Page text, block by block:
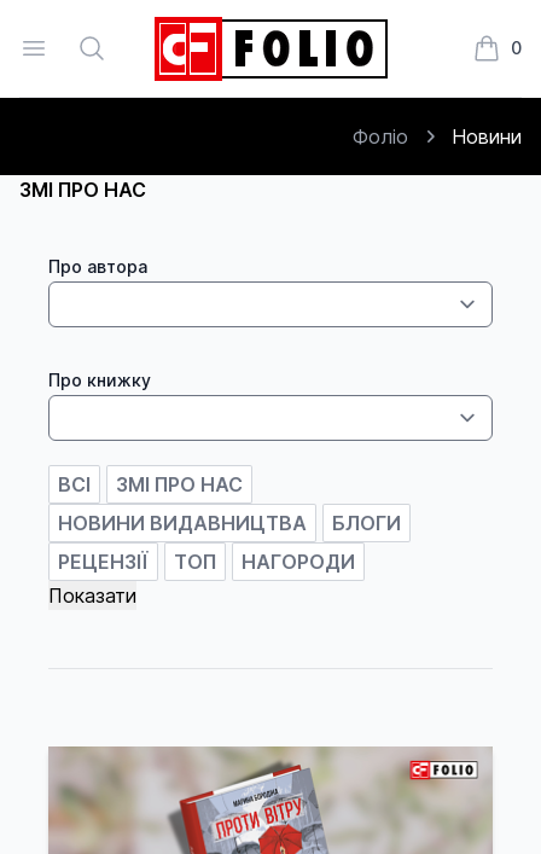
Open menu
Search 0
Фоліо Новини
ЗМІ ПРО НАС
Про автора
Про книжку
ВСІ
ЗМІ ПРО НАС
НОВИНИ ВИДАВНИЦТВА
БЛОГИ
РЕЦЕНЗІЇ
ТОП НАГОРОДИ